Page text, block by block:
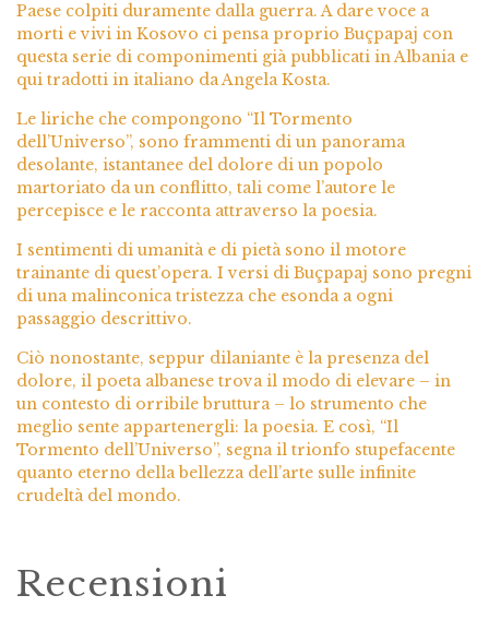
Paese colpiti duramente dalla guerra. A dare voce a
morti e vivi in Kosovo ci pensa proprio Buçpapaj con
questa serie di componimenti già pubblicati in Albania e
qui tradotti in italiano da Angela Kosta.
Le liriche che compongono “Il Tormento
dell’Universo”, sono frammenti di un panorama
desolante, istantanee del dolore di un popolo
martoriato da un conflitto, tali come l’autore le
percepisce e le racconta attraverso la poesia.
I sentimenti di umanità e di pietà sono il motore
trainante di quest’opera. I versi di Buçpapaj sono pregni
di una malinconica tristezza che esonda a ogni
passaggio descrittivo.
Ciò nonostante, seppur dilaniante è la presenza del
dolore, il poeta albanese trova il modo di elevare – in
un contesto di orribile bruttura – lo strumento che
meglio sente appartenergli: la poesia. E così, “Il
Tormento dell’Universo”, segna il trionfo stupefacente
quanto eterno della bellezza dell’arte sulle infinite
crudeltà del mondo.
Recensioni